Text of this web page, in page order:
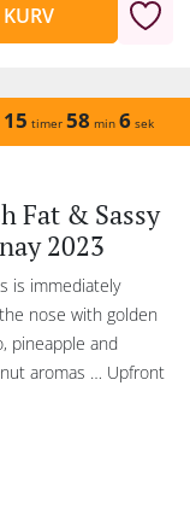
15 timer 58 min 6 sek
Fat & Sassy
2023
is immediately
nose with golden
pineapple and
aromas … Upfront